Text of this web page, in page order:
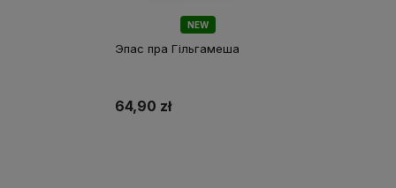
NEW
Эпас пра Гільгамеша
64,90 zł